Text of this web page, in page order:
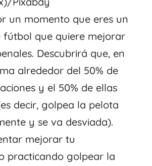
un momento que eres un
fútbol que quiere mejorar
Descubrirá que, en
alrededor del 50% de
y el 50% de ellas
decir, golpea la pelota
y se va desviada).
mejorar tu
practicando golpear la